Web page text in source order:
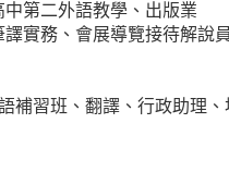
第二外語教學、出版業
譯實務、會展導覽接待解說員
補習班、翻譯、行政助理、